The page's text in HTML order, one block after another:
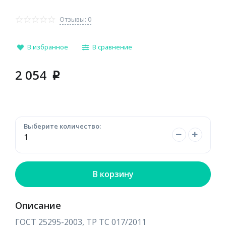
Отзывы: 0
В избранное В сравнение
2 054 p
Выберите количество:
В корзину
Описание
ГОСТ 25295-2003, ТР ТС 017/2011